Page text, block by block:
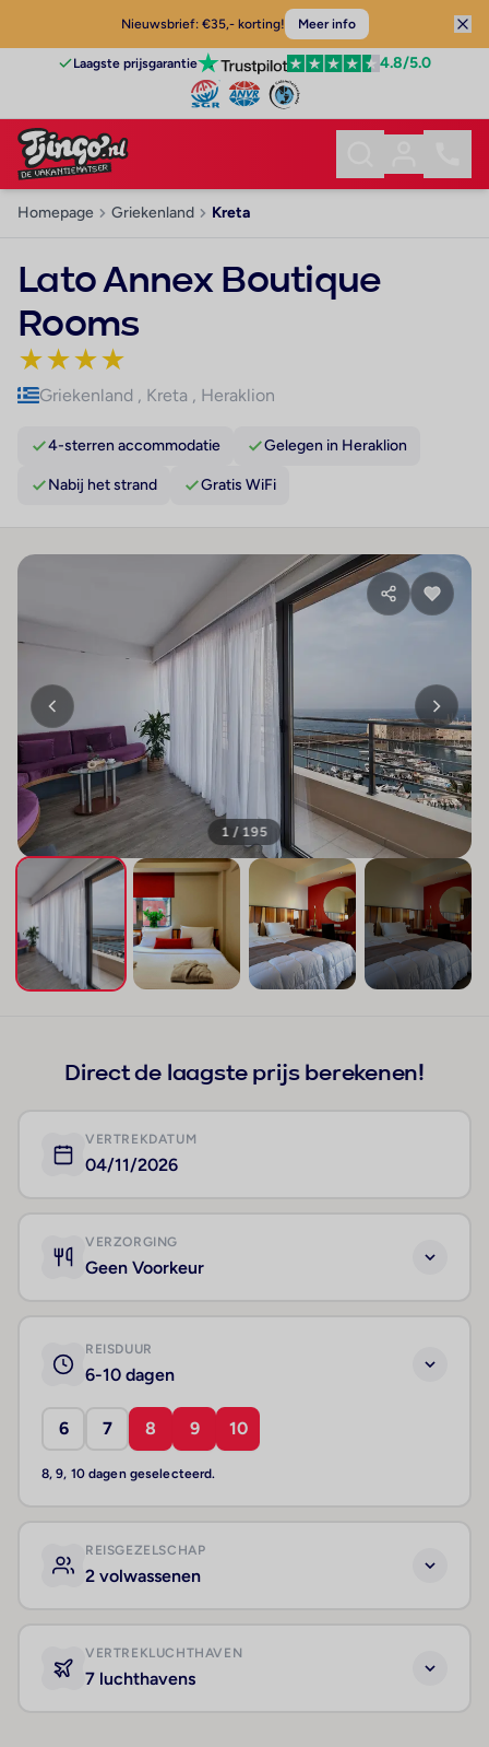
Nieuwsbrief: €35,- korting! Meer info
Laagste prijsgarantie 4.8/5.0
Homepage Griekenland Kreta
Lato Annex Boutique
Rooms
★★★★
Griekenland , Kreta , Heraklion
4-sterren accommodatie Gelegen in Heraklion
Nabij het strand Gratis WiFi
1 / 195
Direct de laagste prijs berekenen!
VERTREKDATUM
04/11/2026
VERZORGING
Geen Voorkeur
REISDUUR
6-10 dagen
6 7 8 9 10
8, 9, 10 dagen geselecteerd.
REISGEZELSCHAP
2 volwassenen
VERTREKLUCHTHAVEN
7 luchthavens